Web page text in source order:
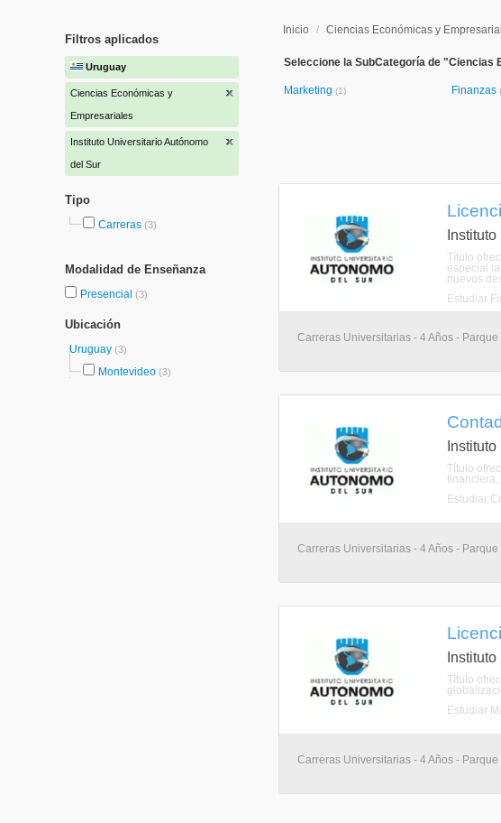
Filtros aplicados
Uruguay
Ciencias Económicas y
Empresariales
Instituto Universitario Autónomo
del Sur
Tipo
Carreras (3)
Modalidad de Enseñanza
Presencial (3)
Ubicación
Uruguay (3)
Montevideo (3)
Inicio / Ciencias Económicas y
Seleccione la SubCategoría de "Ciencias
Marketing (1) Finanzas
Título
especial
nuevos
Estudiar
Carreras Universitarias - 4 Años - Parque
Título
financiera,
Estudiar
Carreras Universitarias - 4 Años - Parque
Título
Estudiar
Carreras Universitarias - 4 Años - Parque